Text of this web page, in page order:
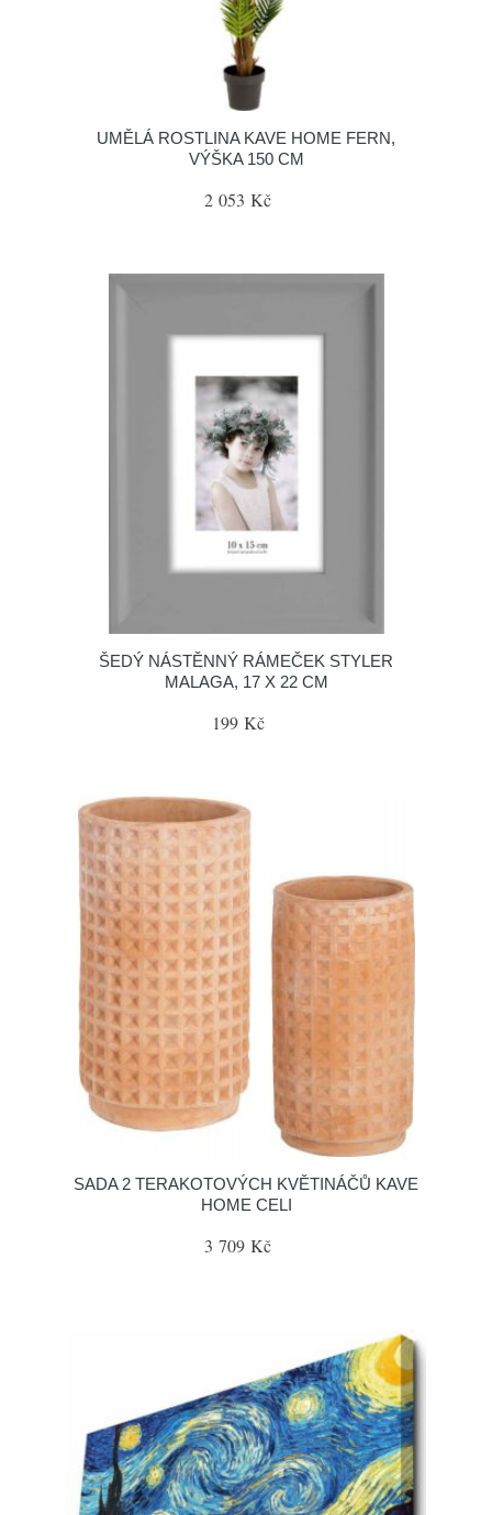
UMĚLÁ ROSTLINA KAVE HOME FERN,
VÝŠKA 150 CM
2 053 Kč
ŠEDÝ NÁSTĚNNÝ RÁMEČEK STYLER
MALAGA, 17 X 22 CM
199 Kč
SADA 2 TERAKOTOVÝCH KVĚTINÁČŮ KAVE
HOME CELI
3 709 Kč